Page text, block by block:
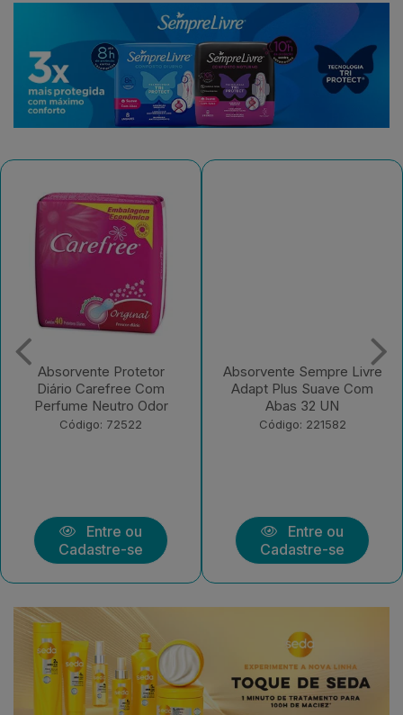
Absorvente Protetor
Diário Carefree Com
Perfume Neutro Odor
Código: 72522
Entre ou
Cadastre-se
Absorvente Sempre Livre
Adapt Plus Suave Com
Abas 32 UN
Código: 221582
Entre ou
Cadastre-se